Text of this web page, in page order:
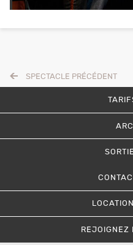
SPECTACLE PRÉCÉDENT
REJOIGNEZ